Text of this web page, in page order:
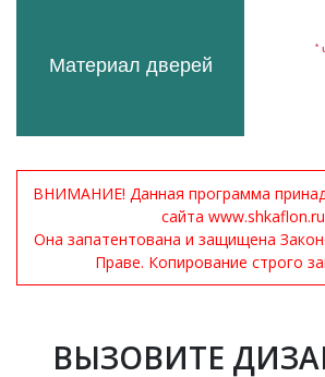
Материал дверей
*
ВНИМАНИЕ! Данная программа
сайта
Она запатентована и защищена
Праве. Копирование строго
ВЫЗОВИТЕ